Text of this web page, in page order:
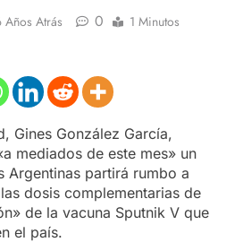
Años Atrás 0 1 Minutos
Gines González García,
mediados de este mes» un
Argentinas partirá rumbo a
dosis complementarias de
de la vacuna Sputnik V que
el país.